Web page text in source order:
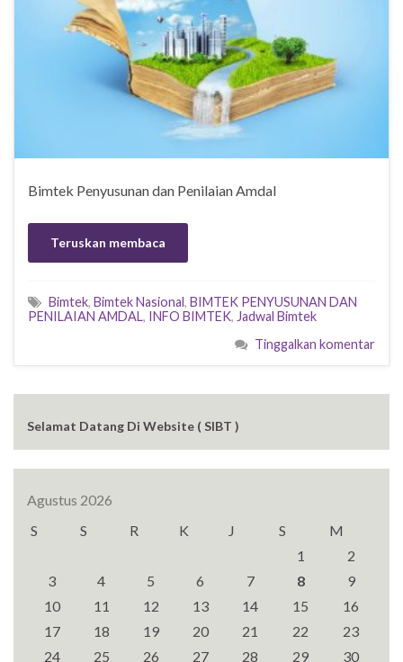
Bimtek Penyusunan dan Penilaian Amdal
Teruskan membaca
Bimtek, Bimtek Nasional, BIMTEK PENYUSUNAN DAN
PENILAIAN AMDAL, INFO BIMTEK, Jadwal Bimtek
Tinggalkan komentar
Selamat Datang Di Website ( SIBT )
Agustus 2026
S
S R K J S
M
1
2
3
4 5 6 7 8
9
10
11 12 13 14 15
16
17
18 19 20 21 22
23
24
25 26 27 28 29
30